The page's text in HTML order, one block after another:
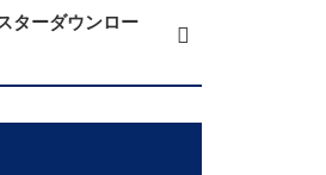
ターダウンロー